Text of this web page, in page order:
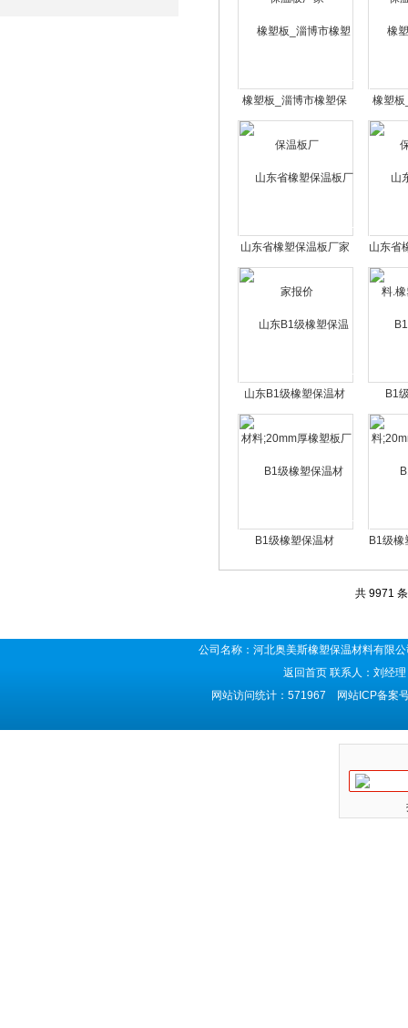
橡塑板_淄博市橡塑保
温板厂
橡塑板
山东省橡塑保温板厂家
报价
山东省
塑
山东B1级橡塑保温材
料;20mm厚橡塑板厂
B1
料
B1级橡塑保温材
B1级橡
共 9971
公司名称：河北奥美斯橡塑保温材料有
返回首页 联系人：刘经
网站访问统计：571967 网站ICP备案